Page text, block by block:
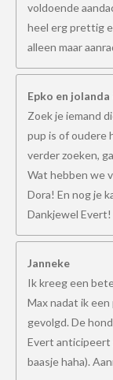
voldoende
heel erg prettig
alleen maar
Epko en
Zoek je iemand
pup is of oudere
verder zoeken,
Wat hebben we
Dora! En nog je
Dankjewel Evert!
Janneke
Ik kreeg een
Max nadat ik
gevolgd. De
Evert anticipeert
baasje haha).